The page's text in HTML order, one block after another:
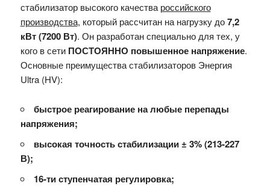
стабилизатор высокого качества российского
производства, который рассчитан на нагрузку до7,2
кВт (7200 Вт). Он разработан специально для тех, у
кого в сети ПОСТОЯННО повышенное напряжение.
Основные преимущества стабилизаторов Энергия
Ultra (HV):
быстрое реагирование на любые перепады
напряжения;
высокая точность стабилизации± 3% (213-227
В);
16-ти ступенчатая регулировка;